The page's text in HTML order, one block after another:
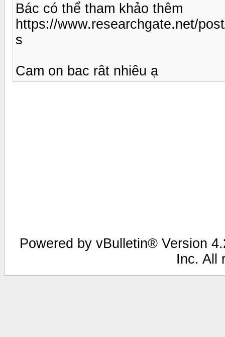
Bác có thể tham khảo thêm
https://www.researchgate.net/
s
Cam on bac rât nhiêu ạ
Powered by vBulletin® Version
Inc. All